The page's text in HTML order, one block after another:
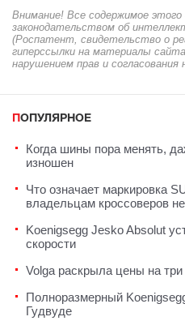
Внимание! Все содержимое
законодательством об
(Роспатент, свидетельство о
гиперссылки на материалы
нарушением прав и согласования
ПОПУЛЯРНОЕ
Когда шины пора менять,
изношен
Что означает маркировка
владельцам кроссоверов
Koenigsegg Jesko Absolut
скорости
Volga раскрыла цены на
Полноразмерный
Гудвуде